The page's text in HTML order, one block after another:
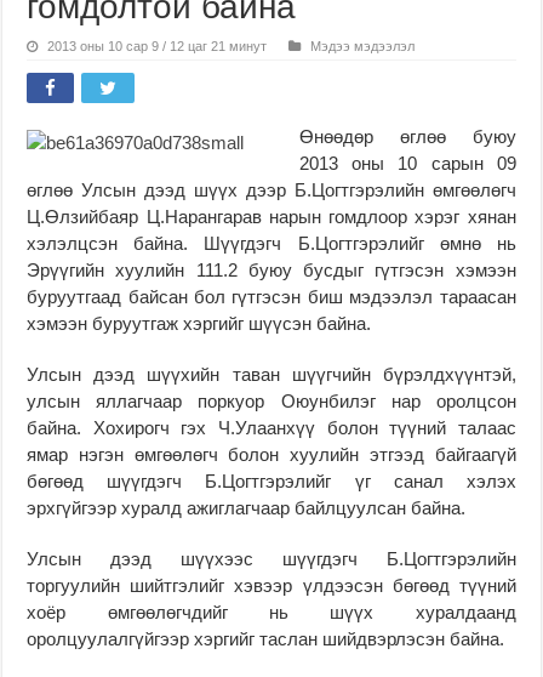
2013 оны 10 сар 9 / 12 цаг 21 минут Мэдээ мэдээлэл
Өнөөдөр өглөө буюу
2013 оны 10 сарын 09
өглөө Улсын дээд шүүх дээр Б.Цогтгэрэлийн өмгөөлөгч
Ц.Өлзийбаяр Ц.Нарангарав нарын гомдлоор хэрэг хянан
хэлэлцсэн байна. Шүүгдэгч Б.Цогтгэрэлийг өмнө нь
Эрүүгийн хуулийн 111.2 буюу бусдыг гүтгэсэн хэмээн
буруутгаад байсан бол гүтгэсэн биш мэдээлэл тараасан
хэмээн буруутгаж хэргийг шүүсэн байна.
Улсын дээд шүүхийн таван шүүгчийн бүрэлдхүүнтэй,
улсын яллагчаар поркуор Оюунбилэг нар оролцсон
байна. Хохирогч гэх Ч.Улаанхүү болон түүний талаас
ямар нэгэн өмгөөлөгч болон хуулийн этгээд байгаагүй
бөгөөд шүүгдэгч Б.Цогтгэрэлийг үг санал хэлэх
эрхгүйгээр хуралд ажиглагчаар байлцуулсан байна.
Улсын дээд шүүхээс шүүгдэгч Б.Цогтгэрэлийн
торгуулийн шийтгэлийг хэвээр үлдээсэн бөгөөд түүний
хоёр өмгөөлөгчдийг нь шүүх хуралдаанд
оролцуулалгүйгээр хэргийг таслан шийдвэрлэсэн байна.